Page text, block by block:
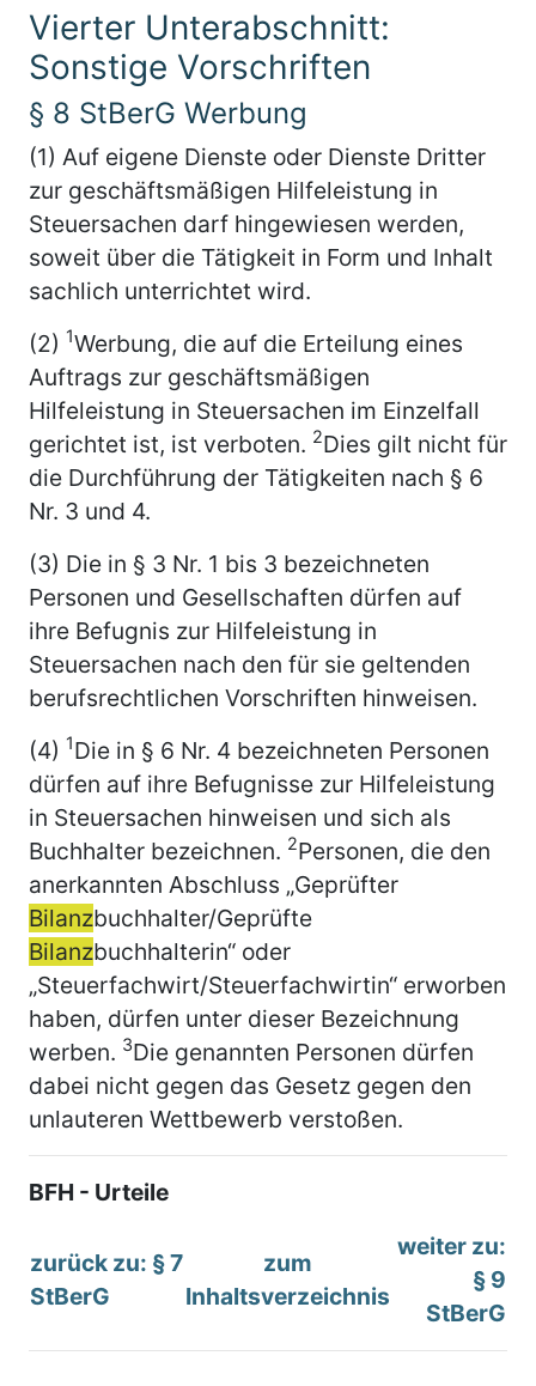
Vierter Unterabschnitt:
Sonstige Vorschriften
§ 8 StBerG Werbung
(1) Auf eigene Dienste oder Dienste Dritter
zur geschäftsmäßigen Hilfeleistung in
Steuersachen darf hingewiesen werden,
soweit über die Tätigkeit in Form und Inhalt
sachlich unterrichtet wird.
(2) 1Werbung, die auf die Erteilung eines
Auftrags zur geschäftsmäßigen
Hilfeleistung in Steuersachen im Einzelfall
gerichtet ist, ist verboten. 2Dies gilt nicht für
die Durchführung der Tätigkeiten nach § 6
Nr. 3 und 4.
(3) Die in § 3 Nr. 1 bis 3 bezeichneten
Personen und Gesellschaften dürfen auf
ihre Befugnis zur Hilfeleistung in
Steuersachen nach den für sie geltenden
berufsrechtlichen Vorschriften hinweisen.
(4) 1Die in § 6 Nr. 4 bezeichneten Personen
dürfen auf ihre Befugnisse zur Hilfeleistung
in Steuersachen hinweisen und sich als
Buchhalter bezeichnen. 2Personen, die den
anerkannten Abschluss „Geprüfter
Bilanzbuchhalter/Geprüfte
Bilanzbuchhalterin“ oder
„Steuerfachwirt/Steuerfachwirtin“ erworben
haben, dürfen unter dieser Bezeichnung
werben. 3Die genannten Personen dürfen
dabei nicht gegen das Gesetz gegen den
unlauteren Wettbewerb verstoßen.
BFH - Urteile
zurück zu: § 7
StBerG
zum
Inhaltsverzeichnis
weiter zu:
§ 9
StBerG